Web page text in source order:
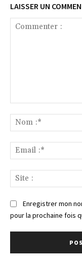
LAISSER UN
Enregistrer mon
pour la prochaine fois